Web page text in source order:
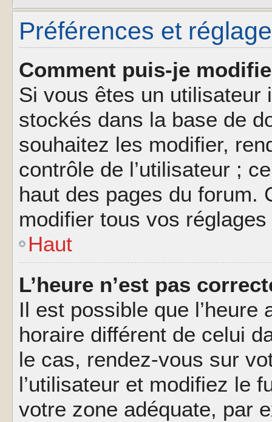
Préférences et
Comment puis-je
Si vous êtes un
stockés dans la base de
souhaitez les modifier,
contrôle de l’utilisateur ;
haut des pages du forum.
modifier tous vos
Haut
L’heure n’est pas
Il est possible que
horaire différent de celui
le cas, rendez-vous sur
l’utilisateur et modifiez le
votre zone adéquate, par